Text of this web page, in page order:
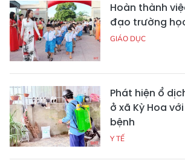
Hoàn thành
đạo trường
GIÁO DỤC
Phát hiện ổ
ở xã Kỳ Hoa
bệnh
Y TẾ